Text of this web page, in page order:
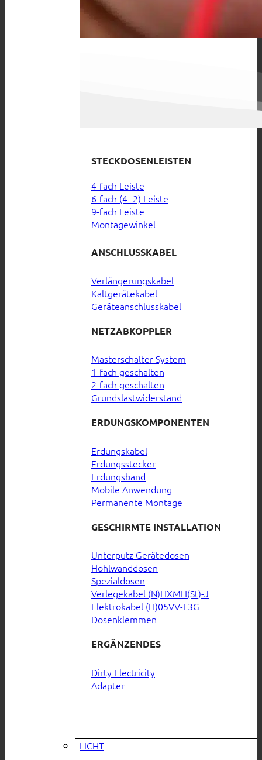
STECKDOSENLEISTEN
4-fach Leiste
6-fach (4+2) Leiste
9-fach Leiste
Montagewinkel
ANSCHLUSSKABEL
Verlängerungskabel
Kaltgerätekabel
Geräteanschlusskabel
NETZABKOPPLER
Masterschalter System
1-fach geschalten
2-fach geschalten
Grundslastwiderstand
ERDUNGSKOMPONENTEN
Erdungskabel
Erdungsstecker
Erdungsband
Mobile Anwendung
Permanente Montage
GESCHIRMTE INSTALLATION
Unterputz Gerätedosen
Hohlwanddosen
Spezialdosen
Verlegekabel (N)HXMH(St)-J
Elektrokabel (H)05VV-F3G
Dosenklemmen
ERGÄNZENDES
Dirty Electricity
Adapter
LICHT